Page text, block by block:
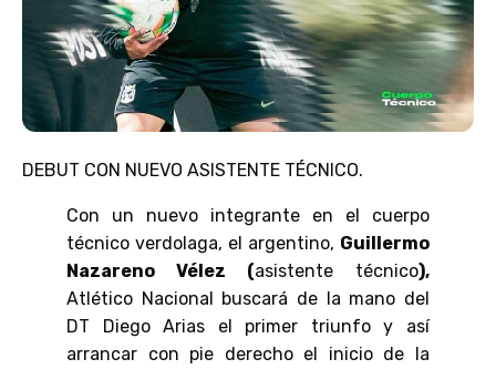
DEBUT CON NUEVO ASISTENTE TÉCNICO.
Con un nuevo integrante en el cuerpo
técnico verdolaga, el argentino, Guillermo
Nazareno Vélez (asistente técnico),
Atlético Nacional buscará de la mano del
DT Diego Arias el primer triunfo y así
arrancar con pie derecho el inicio de la